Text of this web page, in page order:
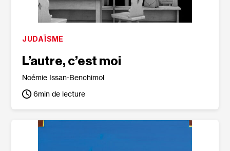
JUDAÏSME
L’autre, c’est moi
Noémie Issan-Benchimol
6min de lecture